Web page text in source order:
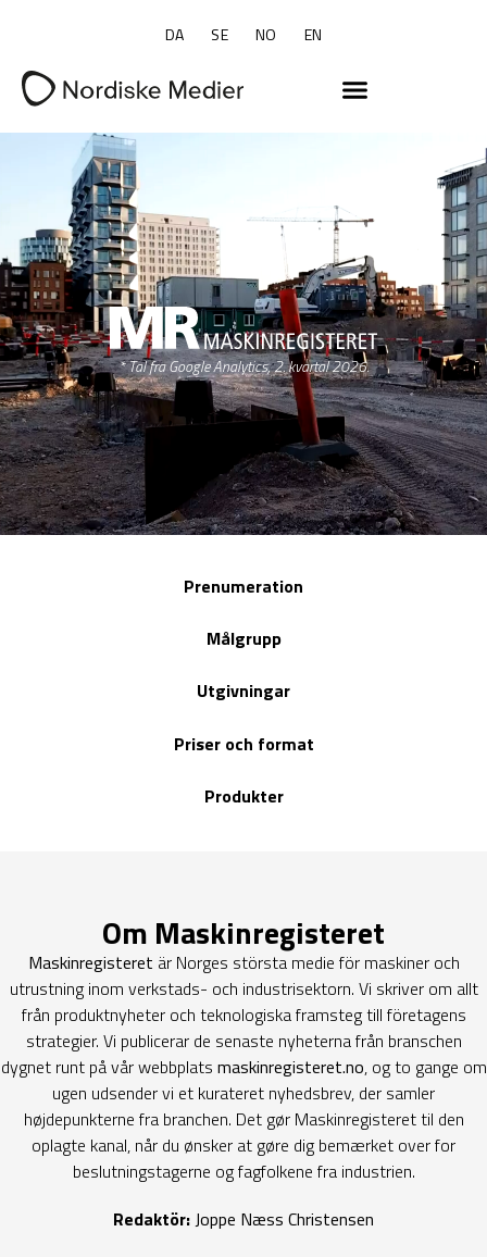
DA SE NO EN
* Tal fra Google Analytics, 2. kvartal 2026.
Prenumeration
Målgrupp
Utgivningar
Priser och format
Produkter
Om Maskinregisteret
Maskinregisteret är Norges största medie för maskiner och
utrustning inom verkstads- och industrisektorn. Vi skriver om allt
från produktnyheter och teknologiska framsteg till företagens
strategier. Vi publicerar de senaste nyheterna från branschen
dygnet runt på vår webbplats maskinregisteret.no, og to gange om
ugen udsender vi et kurateret nyhedsbrev, der samler
højdepunkterne fra branchen. Det gør Maskinregisteret til den
oplagte kanal, når du ønsker at gøre dig bemærket over for
beslutningstagerne og fagfolkene fra industrien.
Redaktör:Joppe Næss Christensen